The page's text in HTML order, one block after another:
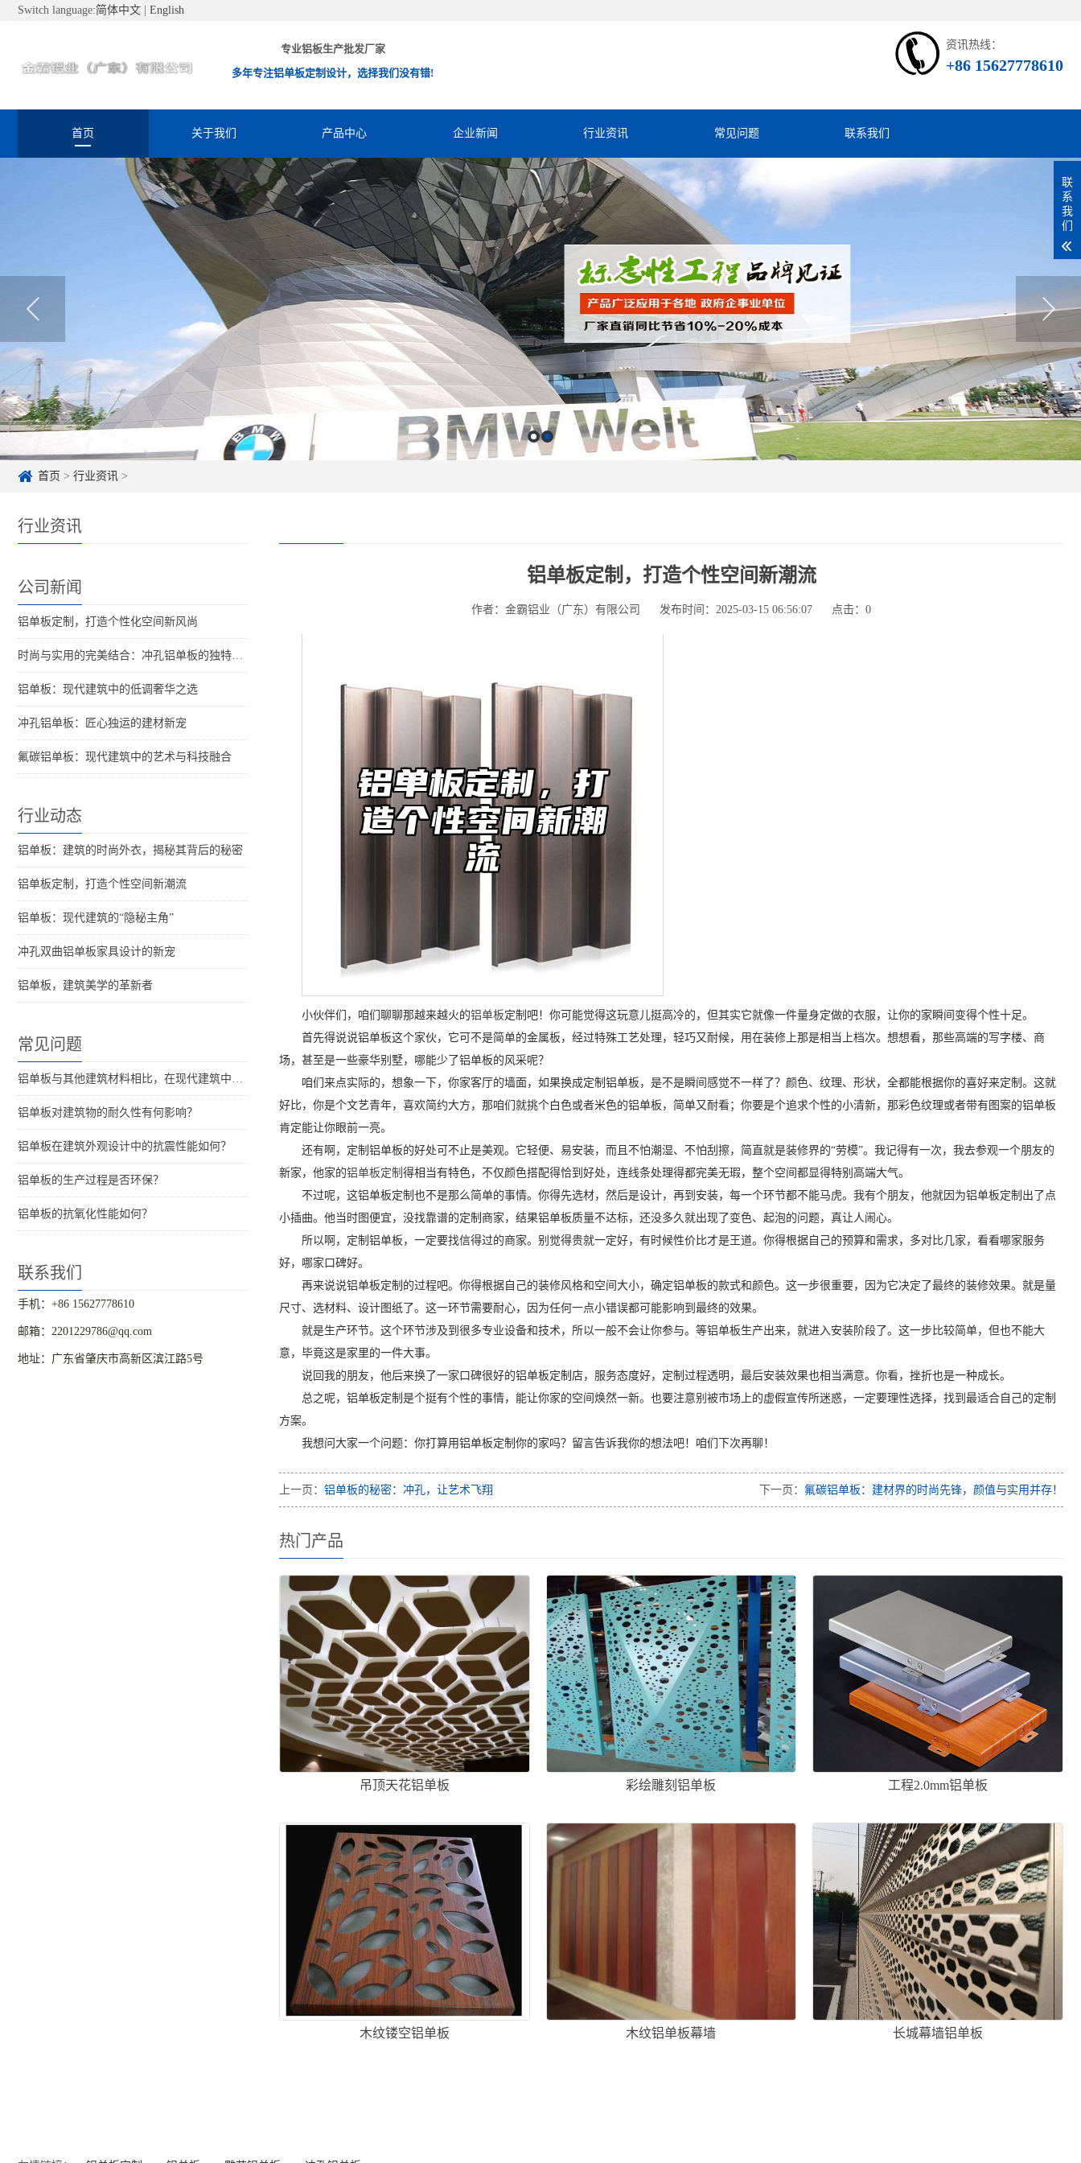
Switch language:简体中文 English
专业铝板生产批发厂家
多年专注铝单板定制设计，选择我们没有错!
资讯热线：
+86 15627778610
首页 关于我们 产品中心 企业新闻 行业资讯 常见问题 联系我们
首页 > 行业资讯 >
行业资讯
公司新闻
铝单板定制，打造个性化空间新风尚
时尚与实用的完美结合：冲孔铝单板的独特魅力
铝单板：现代建筑中的低调奢华之选
冲孔铝单板：匠心独运的建材新宠
氟碳铝单板：现代建筑中的艺术与科技融合
行业动态
铝单板：建筑的时尚外衣，揭秘其背后的秘密
铝单板定制，打造个性空间新潮流
铝单板：现代建筑的“隐秘主角”
冲孔双曲铝单板家具设计的新宠
铝单板，建筑美学的革新者
常见问题
铝单板与其他建筑材料相比，在现代建筑中的优势是什么？
铝单板对建筑物的耐久性有何影响？
铝单板在建筑外观设计中的抗震性能如何？
铝单板的生产过程是否环保？
铝单板的抗氧化性能如何？
联系我们
手机：+86 15627778610
邮箱：2201229786@qq.com
地址：广东省肇庆市高新区滨江路5号
铝单板定制，打造个性空间新潮流
作者：金霸铝业（广东）有限公司 发布时间：2025-03-15 06:56:07 点击： 0
小伙伴们，咱们聊聊那越来越火的铝单板定制吧！你可能觉得这玩意儿挺高冷的，但其实它就像一件量身定做的衣服，让你的家瞬间变得个性十足。
首先得说说铝单板这个家伙，它可不是简单的金属板，经过特殊工艺处理，轻巧又耐候，用在装修上那是相当上档次。想想看，那些高端的写字楼、商
场，甚至是一些豪华别墅，哪能少了铝单板的风采呢？
咱们来点实际的，想象一下，你家客厅的墙面，如果换成定制铝单板，是不是瞬间感觉不一样了？颜色、纹理、形状，全都能根据你的喜好来定制。这就
好比，你是个文艺青年，喜欢简约大方，那咱们就挑个白色或者米色的铝单板，简单又耐看；你要是个追求个性的小清新，那彩色纹理或者带有图案的铝单板
肯定能让你眼前一亮。
还有啊，定制铝单板的好处可不止是美观。它轻便、易安装，而且不怕潮湿、不怕刮擦，简直就是装修界的“劳模”。我记得有一次，我去参观一个朋友的
新家，他家的铝单板定制 得相当有特色，不仅颜色搭配得恰到好处，连线条处理得都完美无瑕，整个空间都显得特别高端大气。
不过呢，这铝单板定制也不是那么简单的事情。你得先选材，然后是设计，再到安装，每一个环节都不能马虎。我有个朋友，他就因为铝单板定制出了点
小插曲。他当时图便宜，没找靠谱的定制商家，结果铝单板质量不达标，还没多久就出现了变色、起泡的问题，真让人闹心。
所以啊，定制铝单板，一定要找信得过的商家。别觉得贵就一定好，有时候性价比才是王道。你得根据自己的预算和需求，多对比几家，看看哪家服务
好，哪家口碑好。
再来说说铝单板定制的过程吧。你得根据自己的装修风格和空间大小，确定铝单板的款式和颜色。这一步很重要，因为它决定了最终的装修效果。就是量
尺寸、选材料、设计图纸了。这一环节需要耐心，因为任何一点小错误都可能影响到最终的效果。
就是生产环节。这个环节涉及到很多专业设备和技术，所以一般不会让你参与。等铝单板生产出来，就进入安装阶段了。这一步比较简单，但也不能大
意，毕竟这是家里的一件大事。
说回我的朋友，他后来换了一家口碑很好的铝单板定制店，服务态度好，定制过程透明，最后安装效果也相当满意。你看，挫折也是一种成长。
总之呢，铝单板定制是个挺有个性的事情，能让你家的空间焕然一新。也要注意别被市场上的虚假宣传所迷惑，一定要理性选择，找到最适合自己的定制
方案。
我想问大家一个问题：你打算用铝单板定制你的家吗？留言告诉我你的想法吧！咱们下次再聊！
上一页： 铝单板的秘密：冲孔，让艺术飞翔 下一页： 氟碳铝单板：建材界的时尚先锋，颜值与实用并存！
热门产品
吊顶天花铝单板 彩绘雕刻铝单板 工程2.0mm铝单板
木纹镂空铝单板 木纹铝单板幕墙 长城幕墙铝单板
联
系
我
们